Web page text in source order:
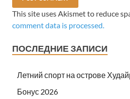
This site uses Akismet to reduce
comment data is processed.
ПОСЛЕДНИЕ ЗАПИСИ
Летний спорт на острове
Бонус 2026